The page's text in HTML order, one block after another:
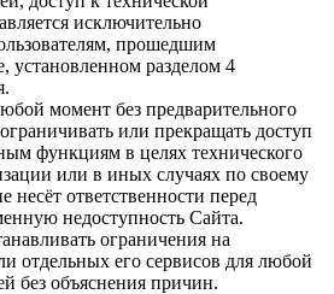
исключительно
прошедшим
установленном разделом 4
момент без предварительного
или прекращать доступ
функциям в целях технического
или в иных случаях по своему
ответственности перед
недоступность Сайта.
ограничения на
отдельных его сервисов для любой
без объяснения причин.